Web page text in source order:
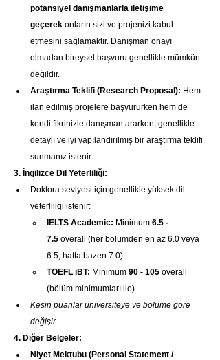
potansiyel danışmanlarla iletişime
geçerek onların sizi ve projenizi kabul
etmesini sağlamaktır. Danışman onayı
olmadan bireysel başvuru genellikle mümkün
değildir.
Araştırma Teklifi (Research Proposal): Hem
ilan edilmiş projelere başvururken hem de
kendi fikrinizle danışman ararken, genellikle
detaylı ve iyi yapılandırılmış bir araştırma teklifi
sunmanız istenir.
3. İngilizce Dil Yeterliliği:
Doktora seviyesi için genellikle yüksek dil
yeterliliği istenir:
IELTS Academic: Minimum 6.5 -
7.5 overall (her bölümden en az 6.0 veya
6.5, hatta bazen 7.0).
TOEFL iBT: Minimum 90 - 105 overall
(bölüm minimumları ile).
Kesin puanlar üniversiteye ve bölüme göre
değişir.
4. Diğer Belgeler:
Niyet Mektubu (Personal Statement /